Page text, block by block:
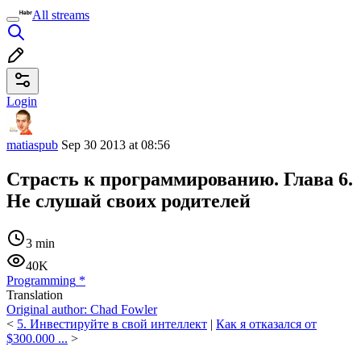
All streams
Login
matiaspub Sep 30 2013 at 08:56
Страсть к программированию. Глава 6.
Не слушай своих родителей
3 min
40K
Programming *
Translation
Original author: Chad Fowler
< 5. Инвестируйте в свой ​​интеллект | Как я отказался от
$300.000 ... >